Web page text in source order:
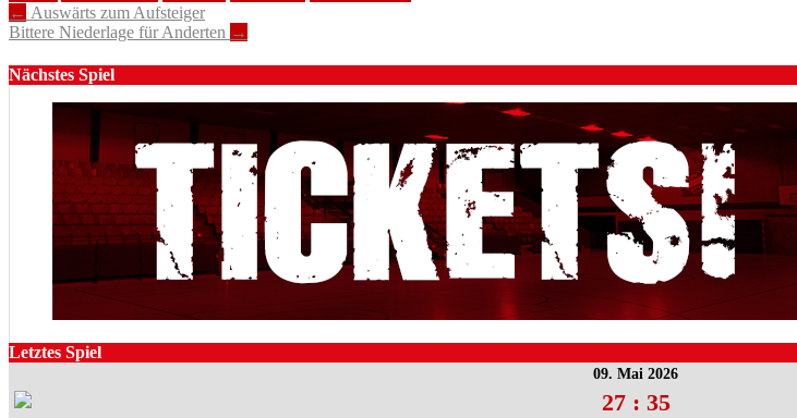
Post
navigation
← Auswärts zum Aufsteiger
Bittere Niederlage für Anderten →
Nächstes Spiel
Letztes Spiel
09. Mai 2026
27 : 35